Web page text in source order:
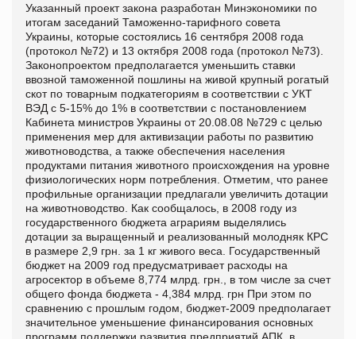
Указанный проект закона разработан Минэкономики по
итогам заседаний Таможенно-тарифного совета
Украины, которые состоялись 16 сентября 2008 года
(протокол №72) и 13 октября 2008 года (протокол №73).
Законопроектом предполагается уменьшить ставки
ввозной таможенной пошлины на живой крупный рогатый
скот по товарным подкатегориям в соответствии с УКТ
ВЭД с 5-15% до 1% в соответствии с постановлением
Кабинета министров Украины от 20.08.08 №729 с целью
применения мер для активизации работы по развитию
животноводства, а также обеспечения населения
продуктами питания животного происхождения на уровне
физиологических норм потребления. Отметим, что ранее
профильные организации предлагали увеличить дотации
на животноводство. Как сообщалось, в 2008 году из
государственного бюджета аграриям выделялись
дотации за выращенный и реализованный молодняк КРС
в размере 2,9 грн. за 1 кг живого веса. Государственный
бюджет на 2009 год предусматривает расходы на
агросектор в объеме 8,774 млрд. грн., в том числе за счет
общего фонда бюджета - 4,384 млрд. грн При этом по
сравнению с прошлым годом, бюджет-2009 предполагает
значительное уменьшение финансирования основных
программ поддержки развития предприятий АПК, в